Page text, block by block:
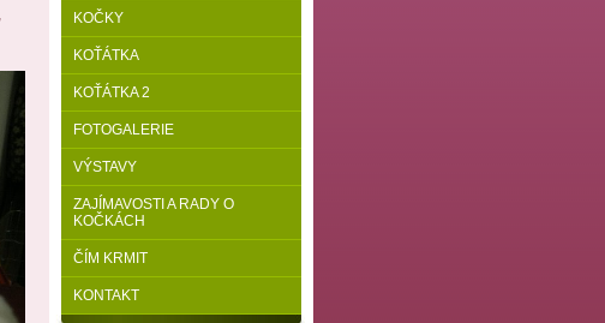
KOČKY
KOŤÁTKA
KOŤÁTKA 2
FOTOGALERIE
VÝSTAVY
ZAJÍMAVOSTI A RADY O
KOČKÁCH
ČÍM KRMIT
KONTAKT